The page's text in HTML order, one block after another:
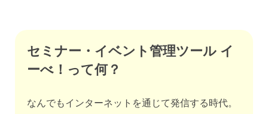
セミナー・イベント管理ツール イ
ーべ！って何？
なんでもインターネットを通じて発信する時代。